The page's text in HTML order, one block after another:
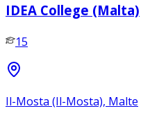
IDEA College (Malta)
15
Il-Mosta (Il-Mosta), Malte